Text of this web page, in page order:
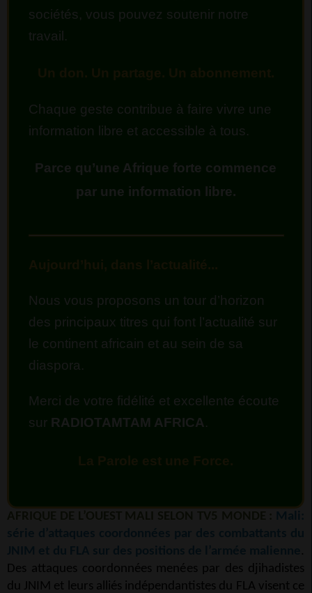
sociétés, vous pouvez soutenir notre
travail.
Chaque geste contribue à faire vivre une
information libre et accessible à tous.
Parce qu’une Afrique forte commence
par une information libre.
Nous vous proposons un tour d’horizon
des principaux titres qui font l’actualité sur
le continent africain et au sein de sa
diaspora.
Merci de votre fidélité et excellente écoute
sur RADIOTAMTAM AFRICA.
.
Des attaques coordonnées menées par des djihadistes
du JNIM et leurs alliés indépendantistes du FLA visent ce